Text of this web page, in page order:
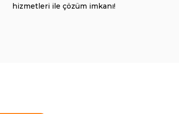
hizmetleri ile çözüm imkanı!